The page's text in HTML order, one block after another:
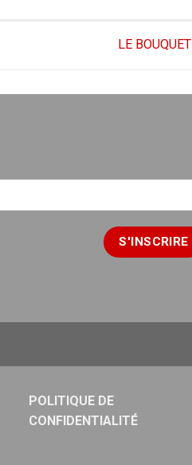
LE BOUQUET
POLITIQUE DE
CONFIDENTIALITÉ